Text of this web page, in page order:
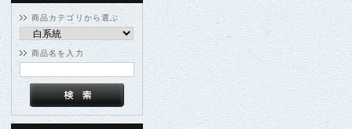
商品カテゴリから選ぶ
商品名を入力